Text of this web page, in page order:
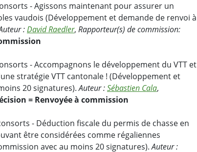
- Agissons maintenant pour assurer un
vaudois (Développement et demande de renvoi à
:David Raedler, Rapporteur(s) de commission:
- Accompagnons le développement du VTT et
stratégie VTT cantonale ! (Développement et
20 signatures).Auteur :Sébastien Cala,
= Renvoyée à commission
- Déduction fiscale du permis de chasse en
être considérées comme régaliennes
avec au moins 20 signatures).Auteur :